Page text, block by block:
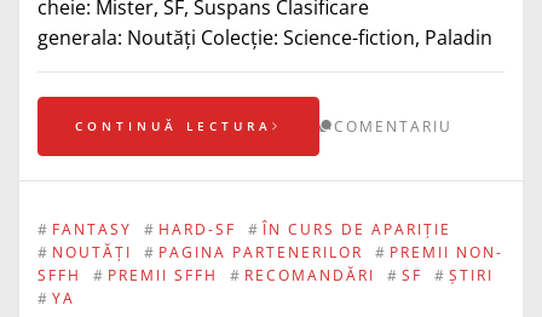
cheie: Mister, SF, Suspans Clasificare
generala: Noutăți Colecţie: Science-fiction, Paladin
CONTINUĂ LECTURA COMENTARIU
# FANTASY # HARD-SF # ÎN CURS DE APARIȚIE
# NOUTĂȚI # PAGINA PARTENERILOR # PREMII NON-
SFFH
# PREMII SFFH # RECOMANDĂRI # SF # ȘTIRI
# YA